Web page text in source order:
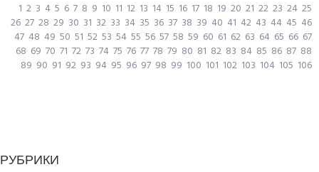
1 2 3 4 5 6 7 8 9 10 11 12 13 14 15 16 17 18 19 20 21 22 23 24 25
26 27 28 29 30 31 32 33 34 35 36 37 38 39 40 41 42 43 44 45 46
47 48 49 50 51 52 53 54 55 56 57 58 59 60 61 62 63 64 65 66 67
68 69 70 71 72 73 74 75 76 77 78 79 80 81 82 83 84 85 86 87 88
89 90 91 92 93 94 95 96 97 98 99 100 101 102 103 104 105 106
РУБРИКИ